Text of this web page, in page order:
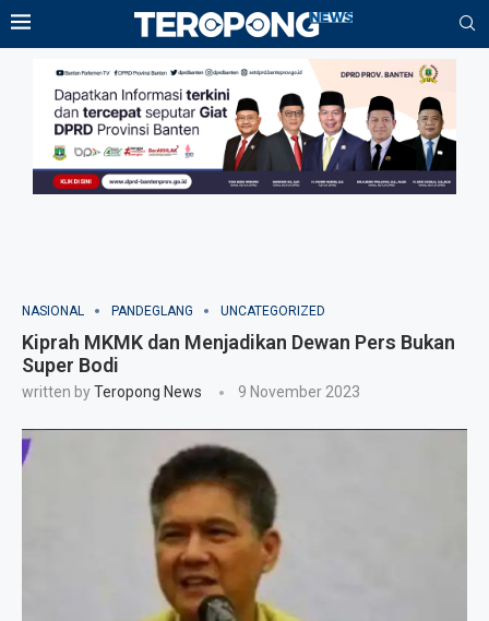
NASIONAL PANDEGLANG UNCATEGORIZED
Kiprah MKMK dan Menjadikan Dewan Pers Bukan
Super Bodi
written byTeropong News 9 November 2023